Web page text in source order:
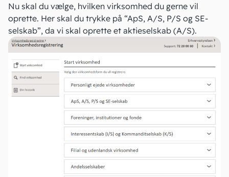
Nu skal du vælge, hvilken virksomhed du gerne vil
oprette. Her skal du trykke på “ApS, A/S, P/S og SE-
selskab”, da vi skal oprette et aktieselskab (A/S).